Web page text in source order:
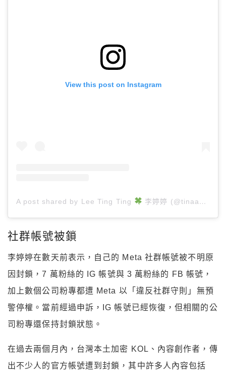
View this post on Instagram
A post shared by Lee Ting Ting 李婷婷 (@tinaaaaalee)
社群帳號被鎖
李婷婷在數天前表示，自己的 Meta 社群帳號被不明原
因封鎖，7 萬粉絲的 IG 帳號與 3 萬粉絲的 FB 帳號，
加上數個公司粉專都遭 Meta 以「違反社群守則」無預
警停權。當前經過申訴，IG 帳號已經恢復，但相關的公
司粉專還保持封鎖狀態。
在過去兩個月內，台灣本土加密 KOL、內容創作者，傳
出不少人的官方帳號遭到封鎖，其中許多人內容包括